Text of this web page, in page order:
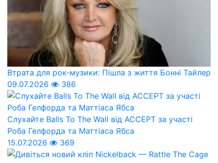
Втрата для рок-музики: Пішла з життя Бонні Тайлер
09.07.2026
386
Слухайте Balls To The Wall від ACCEPT за участі
Роба Гелфорда та Маттіаса Ябса
15.07.2026
369